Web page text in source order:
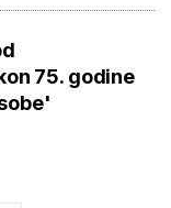
75. godine